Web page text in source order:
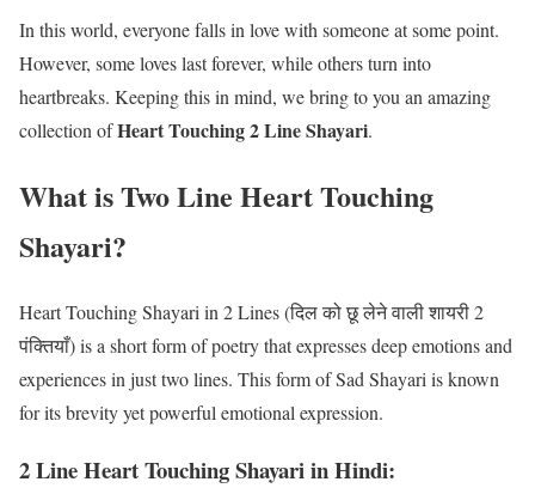
In this world, everyone falls in love with someone at some point.
However, some loves last forever, while others turn into
heartbreaks. Keeping this in mind, we bring to you an amazing
collection ofHeart Touching 2 Line Shayari.
What is Two Line Heart Touching
Shayari?
Heart Touching Shayari in 2 Lines (दिल को छू लेने वाली शायरी 2
पंक्तियाँ) is a short form of poetry that expresses deep emotions and
experiences in just two lines. This form of Sad Shayari is known
for its brevity yet powerful emotional expression.
2 Line Heart Touching Shayari in Hindi: